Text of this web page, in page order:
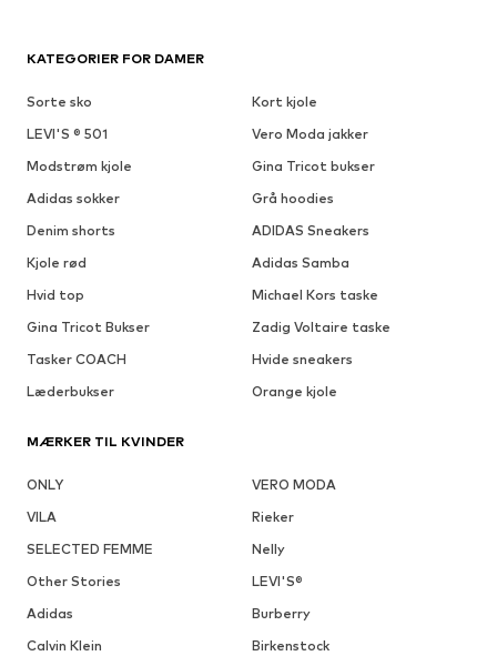
KATEGORIER FOR DAMER
Sorte sko
Kort kjole
LEVI'S ® 501
Vero Moda jakker
Modstrøm kjole
Gina Tricot bukser
Adidas sokker
Grå hoodies
Denim shorts
ADIDAS Sneakers
Kjole rød
Adidas Samba
Hvid top
Michael Kors taske
Gina Tricot Bukser
Zadig Voltaire taske
Tasker COACH
Hvide sneakers
Læderbukser
Orange kjole
MÆRKER TIL KVINDER
ONLY
VERO MODA
VILA
Rieker
SELECTED FEMME
Nelly
Other Stories
LEVI'S®
Adidas
Burberry
Calvin Klein
Birkenstock